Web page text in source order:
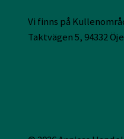
Vi finns på
Taktvägen 5, 94332